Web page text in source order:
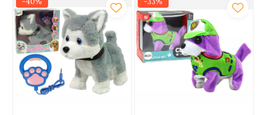
Detalii produs:
Dimensiuni pusher: 24 x 18 x 42 cm
Diametru minge: 5 cm
Dimensiuni pachet: 28 x 35 x 15 cm
Varsta recomandata: 12 luni+